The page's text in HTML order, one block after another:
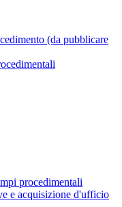
(da pubblicare
procedimentali
e acquisizione d'ufficio